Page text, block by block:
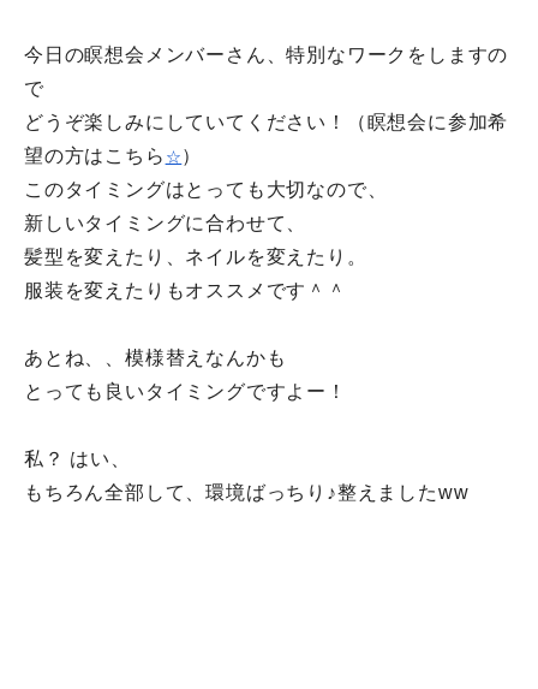
今日の瞑想会メンバーさん、特別なワークをしますの
で
どうぞ楽しみにしていてください！
（瞑想会に参加希
望の方はこちら ☆ ）
このタイミングはとっても大切なので、
新しいタイミングに合わせて、
髪型を変えたり、ネイルを変えたり。
服装を変えたりもオススメです＾＾
あとね、、模様替えなんかも
とっても良いタイミングですよー！
私？ はい、
もちろん全部して、環境ばっちり♪整えましたww